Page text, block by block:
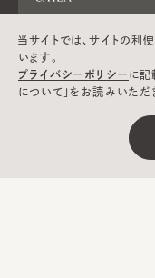
当サイトでは、サイトの利
います。
プライバシーポリシー に記
について」をお読みいただ